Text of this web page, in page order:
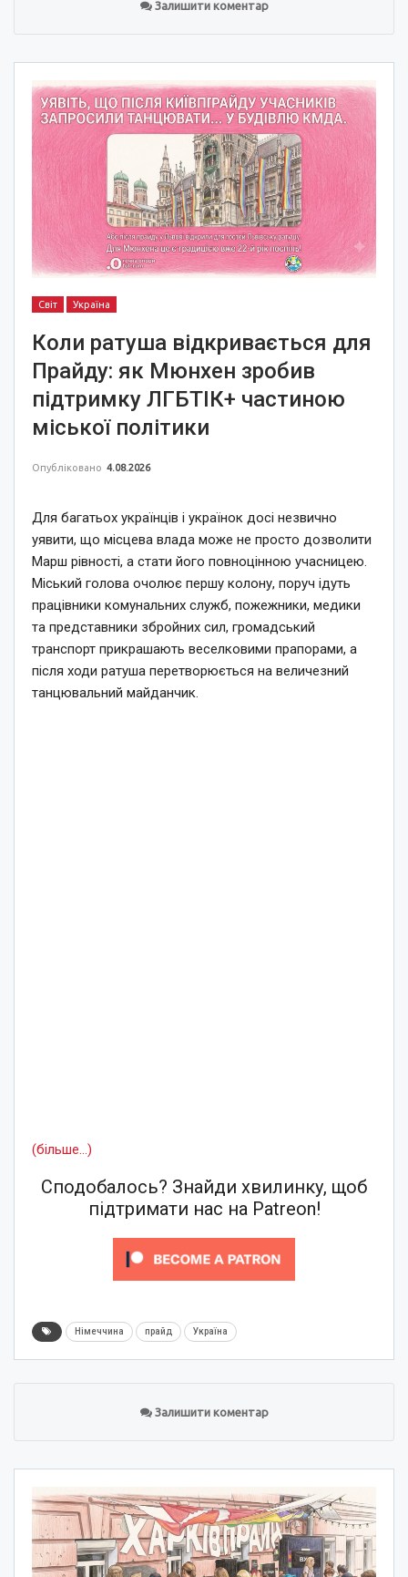
Залишити коментар
Світ Україна
Коли ратуша відкривається для
Прайду: як Мюнхен зробив
підтримку ЛГБТІК+ частиною
міської політики
Опубліковано 4.08.2026
Для багатьох українців і українок досі незвично
уявити, що місцева влада може не просто дозволити
Марш рівності, а стати його повноцінною учасницею.
Міський голова очолює першу колону, поруч ідуть
працівники комунальних служб, пожежники, медики
та представники збройних сил, громадський
транспорт прикрашають веселковими прапорами, а
після ходи ратуша перетворюється на величезний
танцювальний майданчик.
(більше…)
Сподобалось? Знайди хвилинку, щоб
підтримати нас на Patreon!
Німеччина прайд Україна
Залишити коментар